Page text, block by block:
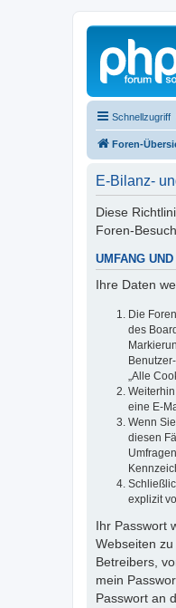
Schnellzugriff
Foren-
E-Bilanz-
Diese
Foren-
UMFANG
Ihre Daten
Die
des
„Alle
eine E-
Wenn
diesen
explizit
Ihr Passwort
Webseiten
Betreibers,
mein
Passwort an